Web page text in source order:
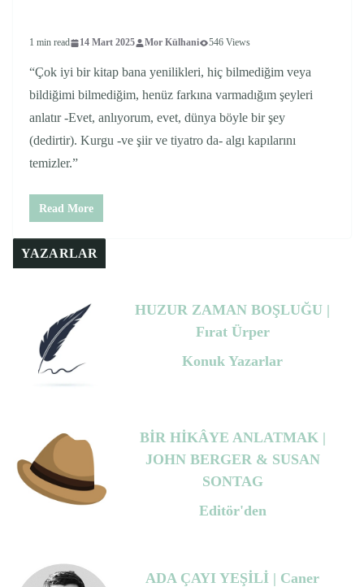
1 min read 14 Mart 2025 Mor Külhani 546 Views
“Çok iyi bir kitap bana yenilikleri, hiç bilmediğim veya
bildiğimi bilmediğim, henüz farkına varmadığım şeyleri
anlatır -Evet, anlıyorum, evet, dünya böyle bir şey
(dedirtir). Kurgu -ve şiir ve tiyatro da- algı kapılarını
temizler.”
Read More
YAZARLAR
HUZUR ZAMAN BOŞLUĞU |
Fırat Ürper
Konuk Yazarlar
BİR HİKÂYE ANLATMAK |
JOHN BERGER & SUSAN
SONTAG
Editör'den
ADA ÇAYI YEŞİLİ | Caner